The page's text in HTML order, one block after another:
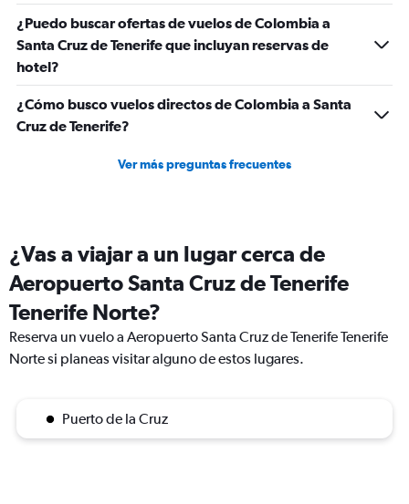
¿Puedo buscar ofertas de vuelos de Colombia a
Santa Cruz de Tenerife que incluyan reservas de
hotel?
¿Cómo busco vuelos directos de Colombia a Santa
Cruz de Tenerife?
Ver más preguntas frecuentes
¿Vas a viajar a un lugar cerca de
Aeropuerto Santa Cruz de Tenerife
Tenerife Norte?
Reserva un vuelo a Aeropuerto Santa Cruz de Tenerife Tenerife
Norte si planeas visitar alguno de estos lugares.
Puerto de la Cruz